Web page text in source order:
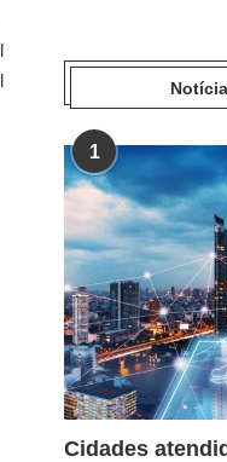
1
Cidades